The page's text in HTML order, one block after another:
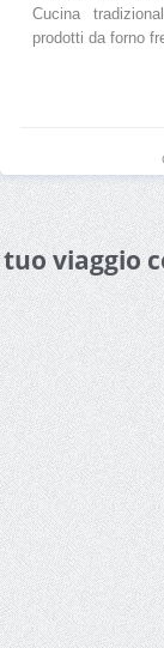
Cucina
prodotti da forno
viaggio